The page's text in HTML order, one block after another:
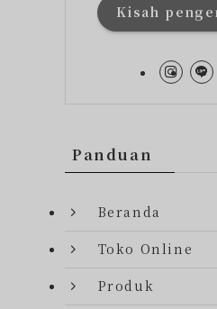
Kisah
Panduan
Beranda
Toko Online
Produk